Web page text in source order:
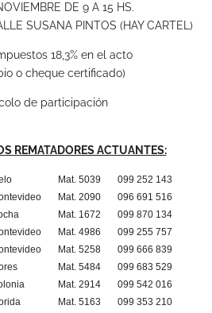
DE 9 A 15 HS.
SUSANA PINTOS (HAY CARTEL)
18,3% en el acto
o cheque certificado)
de participación
REMATADORES ACTUANTES:
Mat. 5039
099 252 143
Mat. 2090
096 691 516
Mat. 1672
099 870 134
Mat. 4986
099 255 757
Mat. 5258
099 666 839
Mat. 5484
099 683 529
Mat. 2914
099 542 016
Mat. 5163
099 353 210